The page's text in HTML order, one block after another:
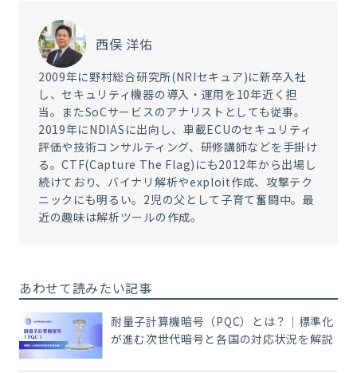
西俣 洋佑
2009年に野村総合研究所(NRIセキュア)に新卒入社
し、セキュリティ機器の導入・運用を10年近く担
当。またSoCサービスのアナリストとしても従事。
2019年にNDIASに出向し、車載ECUのセキュリティ
評価や技術コンサルティング、研修講師などを手掛け
る。CTF(Capture The Flag)にも2012年から出場し
続けており、バイナリ解析やexploit作成、攻撃テク
ニックにも明るい。2児の父として子育て奮闘中。最
近の趣味は解析ツールの作成。
あわせて読みたい記事
耐量子計算機暗号（PQC）とは？｜標準化
が進む次世代暗号と各国の対応状況を解説